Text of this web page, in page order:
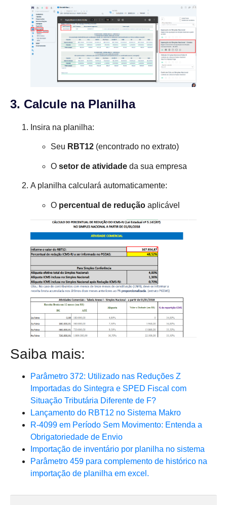
3. Calcule na Planilha
Insira na planilha:
Seu RBT12 (encontrado no extrato)
O setor de atividade da sua empresa
A planilha calculará automaticamente:
O percentual de redução aplicável
Saiba mais:
Parâmetro 372: Utilizado nas Reduções Z
Importadas do Sintegra e SPED Fiscal com
Situação Tributária Diferente de F?
Lançamento do RBT12 no Sistema Makro
R-4099 em Período Sem Movimento: Entenda a
Obrigatoriedade de Envio
Importação de inventário por planilha no sistema
Parâmetro 459 para complemento de histórico na
importação de planilha em excel.